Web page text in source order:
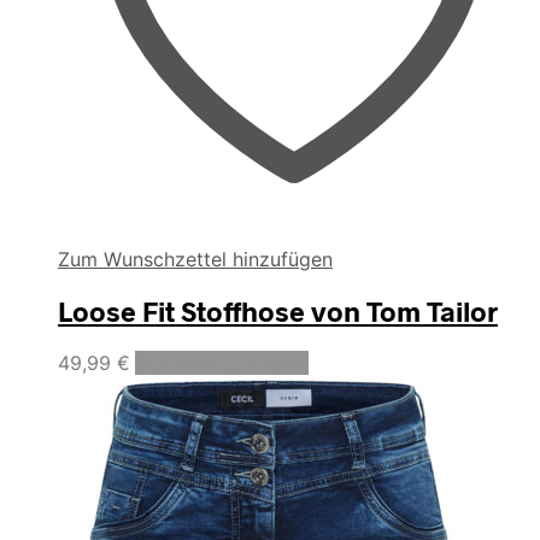
Zum Wunschzettel hinzufügen
Loose Fit Stoffhose von Tom Tailor
49,99 €
Produkt
weist
mehrere
Varianten
auf.
Die
Optionen